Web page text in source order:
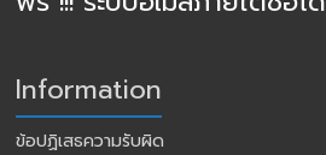
Information
ข้อปฏิเสธความรับผิด